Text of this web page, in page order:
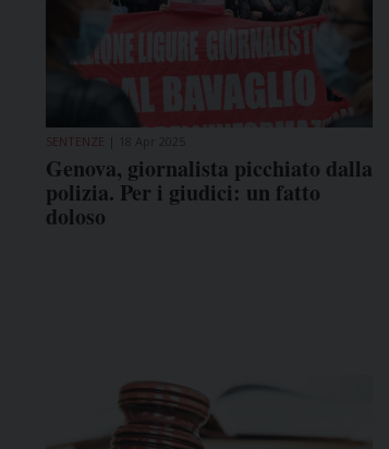
SENTENZE
Genova, giornalista picchiato dalla
polizia. Per i giudici: un fatto
doloso